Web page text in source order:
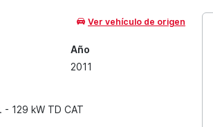
Ver vehículo de origen
Año
2011
129 kW TD CAT